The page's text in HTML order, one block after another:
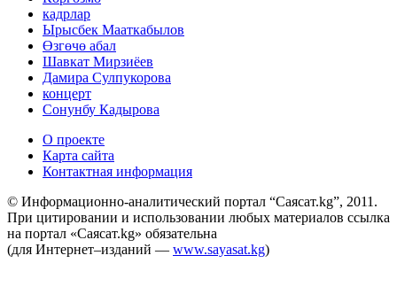
кадрлар
Ырысбек Мааткабылов
Өзгөчө абал
Шавкат Мирзиёев
Дамира Сулпукорова
концерт
Сонунбу Кадырова
О проекте
Карта сайта
Контактная информация
© Информационно-аналитический портал “Саясат.kg”, 2011.
При цитировании и использовании любых материалов ссылка
на портал «Саясат.kg» обязательна
(для Интернет–изданий — www.sayasat.kg)